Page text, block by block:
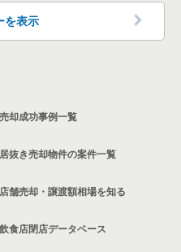
売却物件の案件一覧
クの居抜き売却物件の案件
件の案件一覧
案件一覧
き売却物件の案件一覧
抜き売却物件の案件一覧
抜き売却物件の案件一覧
を表示
売却成功事例一覧
居抜き売却物件の案件一覧
店舗売却・譲渡額相場を知る
飲食店閉店データベース